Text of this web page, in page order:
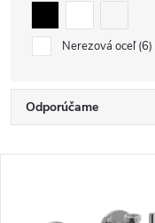
Nerezová oceľ 6
ROdporúčame
Najpredávanejšie